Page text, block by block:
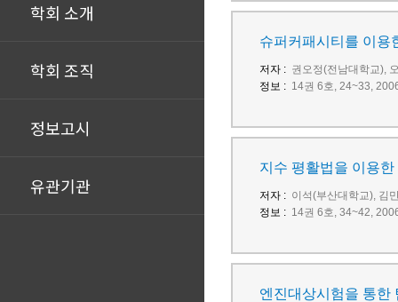
학회 소개
학회 조직
정보고시
유관기관
슈퍼커패시티를 이용
저자 : 권오정(전남대학교),
정보 : 14권 6호, 24~33,
지수 평활법을 이용
저자 : 이석(부산대학교), 김
정보 : 14권 6호, 34~42,
엔진대상시험을 통한